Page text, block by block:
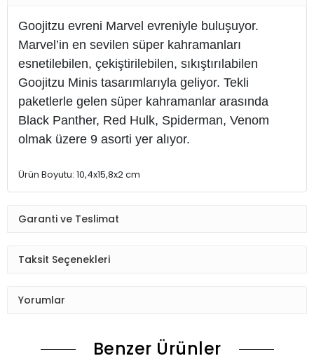
Goojitzu evreni Marvel evreniyle buluşuyor.
Marvel’in en sevilen süper kahramanları
esnetilebilen, çekiştirilebilen, sıkıştırılabilen
Goojitzu Minis tasarımlarıyla geliyor. Tekli
paketlerle gelen süper kahramanlar arasında
Black Panther, Red Hulk, Spiderman, Venom
olmak üzere 9 asorti yer alıyor.
Ürün Boyutu: 10,4x15,8x2 cm
Garanti ve Teslimat
Taksit Seçenekleri
Yorumlar
Benzer Ürünler